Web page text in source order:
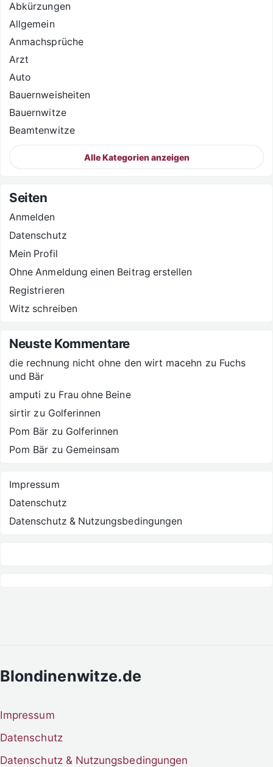
Abkürzungen
Allgemein
Anmachsprüche
Arzt
Auto
Bauernweisheiten
Bauernwitze
Beamtenwitze
Alle Kategorien anzeigen
Seiten
Anmelden
Datenschutz
Mein Profil
Ohne Anmeldung einen Beitrag erstellen
Registrieren
Witz schreiben
Neuste Kommentare
die rechnung nicht ohne den wirt macehn zu Fuchs
und Bär
amputi zu Frau ohne Beine
sirtir zu Golferinnen
Pom Bär zu Golferinnen
Pom Bär zu Gemeinsam
Impressum
Datenschutz
Datenschutz & Nutzungsbedingungen
Blondinenwitze.de
Impressum
Datenschutz
Datenschutz & Nutzungsbedingungen